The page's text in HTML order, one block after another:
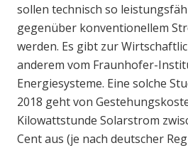
sollen technisch so
gegenüber konventionellem
werden. Es gibt zur
anderem vom Fraunhofer-
Energiesysteme. Eine solche
2018 geht von
Kilowattstunde Solarstrom
Cent aus (je nach deutscher